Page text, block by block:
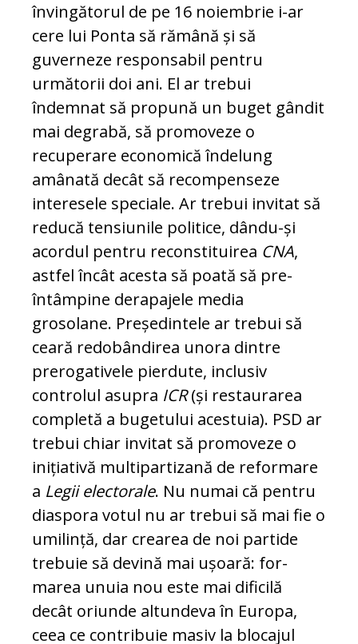
învingătorul de pe 16 noiembrie i-ar
cere lui Ponta să rămână și să
guverneze responsabil pentru
următorii doi ani. El ar trebui
îndemnat să propună un buget gândit
mai degrabă, să promoveze o
recuperare economică în­delung
amânată decât să re­compenseze
interesele spe­ciale. Ar trebui invitat să
re­ducă tensiunile politice, dân­du-și
acordul pentru reconstituirea CNA,
astfel în­cât acesta să poată să pre­
întâmpine derapajele media
grosolane. Președintele ar tre­bui să
ceară redobândirea unora dintre
prerogativele pierdute, inclusiv
controlul asupra ICR(și restaurarea
completă a bu­ge­tului acestuia). PSD ar
trebui chiar in­vi­tat să promoveze o
inițiativă mul­ti­par­ti­za­nă de reformare
a Legii electorale. Nu nu­mai că pentru
diaspora votul nu ar trebui să mai fie o
umilință, dar crearea de noi par­tide
trebuie să devină mai ușoară: for­
marea unuia nou este mai dificilă
decât ori­unde altundeva în Europa,
ceea ce con­tribuie masiv la blocajul